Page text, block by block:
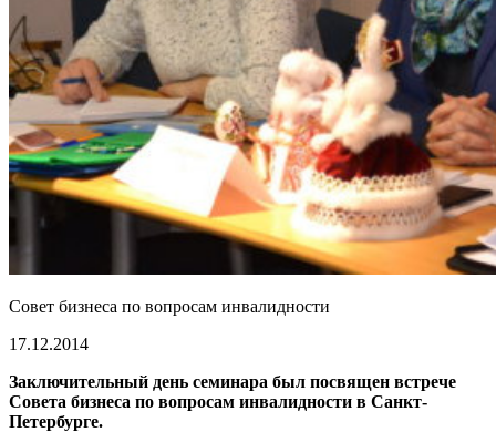
Совет бизнеса по вопросам инвалидности
17.12.2014
Заключительный день семинара был поcвящен встрече
Совета бизнеса по вопросам инвалидности в Санкт-
Петербурге.